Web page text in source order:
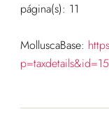
página(s): 11
MolluscaBase: